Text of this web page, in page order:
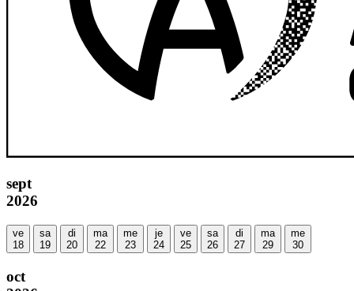
sept
2026
ve
18
sa
19
di
20
ma
22
me
23
je
24
ve
25
sa
26
di
27
ma
29
me
30
oct